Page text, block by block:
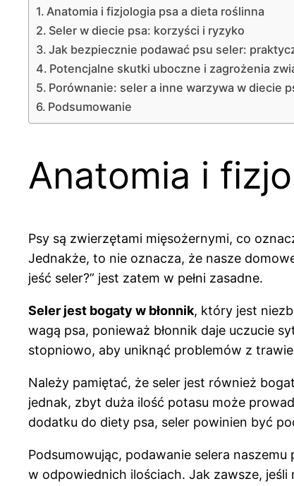
Anatomia i fizjologia psa a dieta roślinna
Seler w diecie psa: korzyści i ryzyko
Jak bezpiecznie podawać psu seler:
Potencjalne skutki uboczne i zagrożenia
Porównanie: seler a inne warzywa w diecie
Podsumowanie
Anatomia i
Psy są zwierzętami mięsożernymi, co
Jednakże, to nie oznacza, że nasze
jeść seler?” jest zatem w pełni zasadne.
Seler jest bogaty w błonnik, który jest
wagą psa, ponieważ błonnik daje uczucie
stopniowo, aby uniknąć problemów z
Należy pamiętać, że seler jest również
jednak, zbyt duża ilość potasu może
dodatku do diety psa, seler powinien być
Podsumowując, podawanie selera
w odpowiednich ilościach. Jak zawsze,